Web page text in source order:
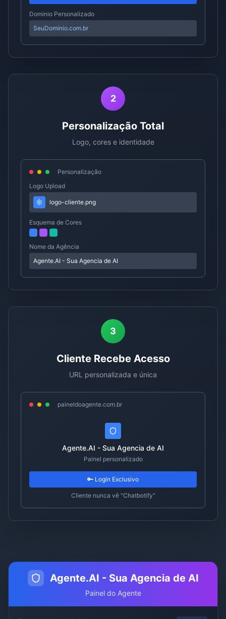
Dominio Personalizado
SeuDominio.com.br
2
Personalização Total
Logo, cores e identidade
Personalização
Logo Upload
logo-cliente.png
Esquema de Cores
Nome da Agência
Agente.AI - Sua Agencia de AI
3
Cliente Recebe Acesso
URL personalizada e única
paineldoagente.com.br
Agente.AI - Sua Agencia de AI
Painel personalizado
🔑 Login Exclusivo
Cliente nunca vê "Chatbotify"
Agente.AI - Sua Agencia de AI
Painel do Agente